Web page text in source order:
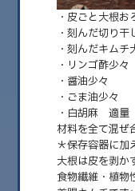
2026.08
2026.07
2026.06
2026.05
2026.04
・皮ごと大根お
・刻んだ切り
・刻んだキムチ
・リンゴ酢少々
・醤油少々
・ごま油少々
・白胡麻 適量
材料を全て混ぜ
＊保存容器に加
大根は皮を剥か
食物繊維・植物